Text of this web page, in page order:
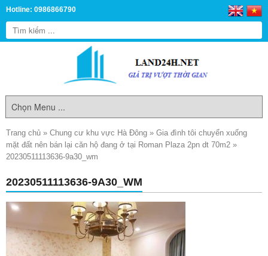
Hotline: 0986866790
Trang chủ » Chung cư khu vực Hà Đông » Gia đình tôi chuyển xuống
mặt đất nên bán lại căn hộ đang ở tại Roman Plaza 2pn dt 70m2 »
20230511113636-9a30_wm
20230511113636-9A30_WM